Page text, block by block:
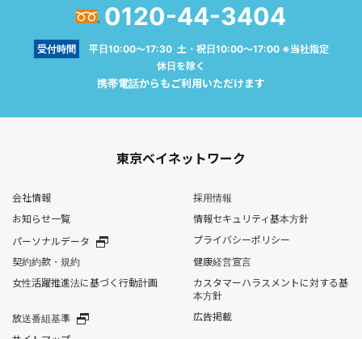
0120-44-3404
受付時間
平日10:00～17:30 土・祝日10:00～17:00 ※当社指定
休日を除く
携帯電話からもご利用いただけます
東京ベイネットワーク
会社情報
採用情報
お知らせ一覧
情報セキュリティ基本方針
パーソナルデータ
プライバシーポリシー
契約約款・規約
健康経営宣言
女性活躍推進法に基づく行動計画
カスタマーハラスメントに対する基
本方針
放送番組基準
広告掲載